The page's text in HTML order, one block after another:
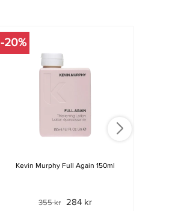
-20%
Kevin Murphy Full Again 150ml
355 kr 284 kr